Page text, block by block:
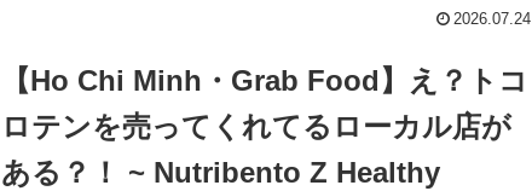
2026.07.24
【Ho Chi Minh・Grab Food】え？トコ
ロテンを売ってくれてるローカル店が
ある？！ ~ Nutribento Z Healthy